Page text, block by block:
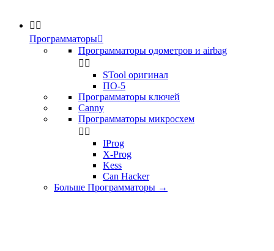
 
Программаторы
Программаторы одометров и airbag
 
STool оригинал
ПО-5
Программаторы ключей
Canny
Программаторы микросхем
 
IProg
X-Prog
Kess
Can Hacker
Больше Программаторы →